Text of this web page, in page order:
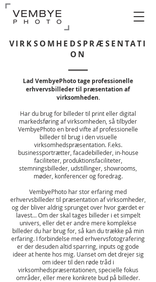
VIRKSOMHEDSPRÆSENTATI
ON
Lad VembyePhoto tage professionelle
erhvervsbilleder til præsentation af
virksomheden.
Har du brug for billeder til print eller digital
markedsføring af virksomheden, så tilbyder
VembyePhoto en bred vifte af professionelle
billeder til brug i den visuelle
virksomhedspræsentation. F.eks.
businessportrætter, facadebilleder, in-house
faciliteter, produktionsfaciliteter,
stemningsbilleder, udstillinger, showrooms,
møder, konferencer og foredrag.
VembyePhoto har stor erfaring med
erhvervsbilleder til præsentation af virksomheder,
og der bliver aldrig sprunget over hvor gærdet er
lavest… Om der skal tages billeder i et simpelt
univers, eller det er andre mere komplekse
billeder du har brug for, så kan du trække på min
erfaring. I forbindelse med erhvervsfotografering
er der desuden altid sparring, inputs og gode
ideer at hente hos mig. Uanset om det drejer sig
om ideer til den røde tråd i
virksomhedspræsentationen, specielle fokus
områder, eller mere konkrete bud på billeder.